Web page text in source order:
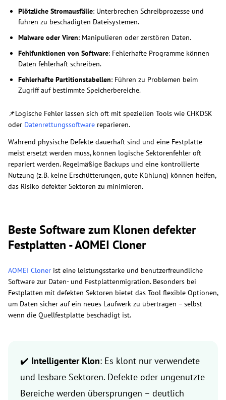
Plötzliche Stromausfälle: Unterbrechen Schreibprozesse und
führen zu beschädigten Dateisystemen.
Malware oder Viren: Manipulieren oder zerstören Daten.
Fehlfunktionen von Software: Fehlerhafte Programme können
Daten fehlerhaft schreiben.
Fehlerhafte Partitionstabellen: Führen zu Problemen beim
Zugriff auf bestimmte Speicherbereiche.
📌Logische Fehler lassen sich oft mit speziellen Tools wie CHKDSK
oder Datenrettungssoftware reparieren.
Während physische Defekte dauerhaft sind und eine Festplatte
meist ersetzt werden muss, können logische Sektorenfehler oft
repariert werden. Regelmäßige Backups und eine kontrollierte
Nutzung (z. B. keine Erschütterungen, gute Kühlung) können helfen,
das Risiko defekter Sektoren zu minimieren.
Beste Software zum Klonen defekter
Festplatten - AOMEI Cloner
AOMEI Cloner ist eine leistungsstarke und benutzerfreundliche
Software zur Daten- und Festplattenmigration. Besonders bei
Festplatten mit defekten Sektoren bietet das Tool flexible Optionen,
um Daten sicher auf ein neues Laufwerk zu übertragen – selbst
wenn die Quellfestplatte beschädigt ist.
✔️ Intelligenter Klon: Es klont nur verwendete
und lesbare Sektoren. Defekte oder ungenutzte
Bereiche werden übersprungen – deutlich